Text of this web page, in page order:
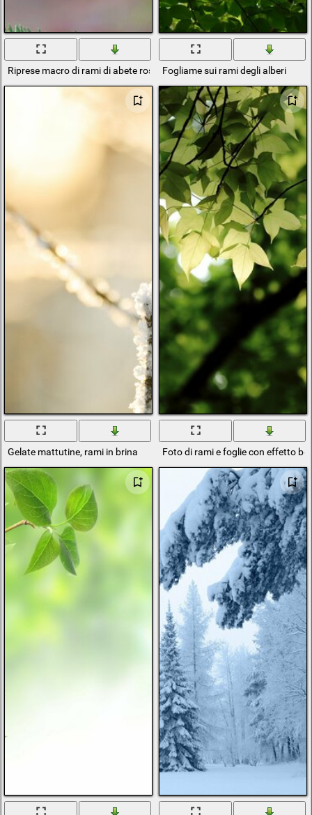
Riprese macro di rami di abete rosso con coniFogliame sui rami degli alberi
Gelate mattutine, rami in brina Foto di rami e foglie con effetto